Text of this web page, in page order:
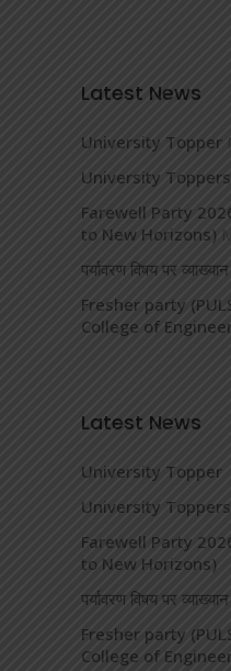
Latest News
University Topper
University Toppers
Farewell Party
to New Horizons)
पर्यावरण विषय पर व्याख्यान
Fresher party
College of
Latest News
University Topper
University Toppers
Farewell Party
to New Horizons)
पर्यावरण विषय पर व्याख्यान
Fresher party
College of